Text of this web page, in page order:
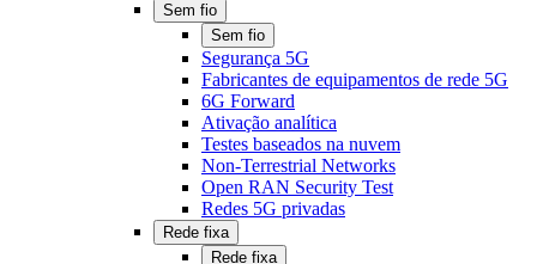
Sem fio
Sem fio
Segurança 5G
Fabricantes de equipamentos de rede 5G
6G Forward
Ativação analítica
Testes baseados na nuvem
Non-Terrestrial Networks
Open RAN Security Test
Redes 5G privadas
Rede fixa
Rede fixa